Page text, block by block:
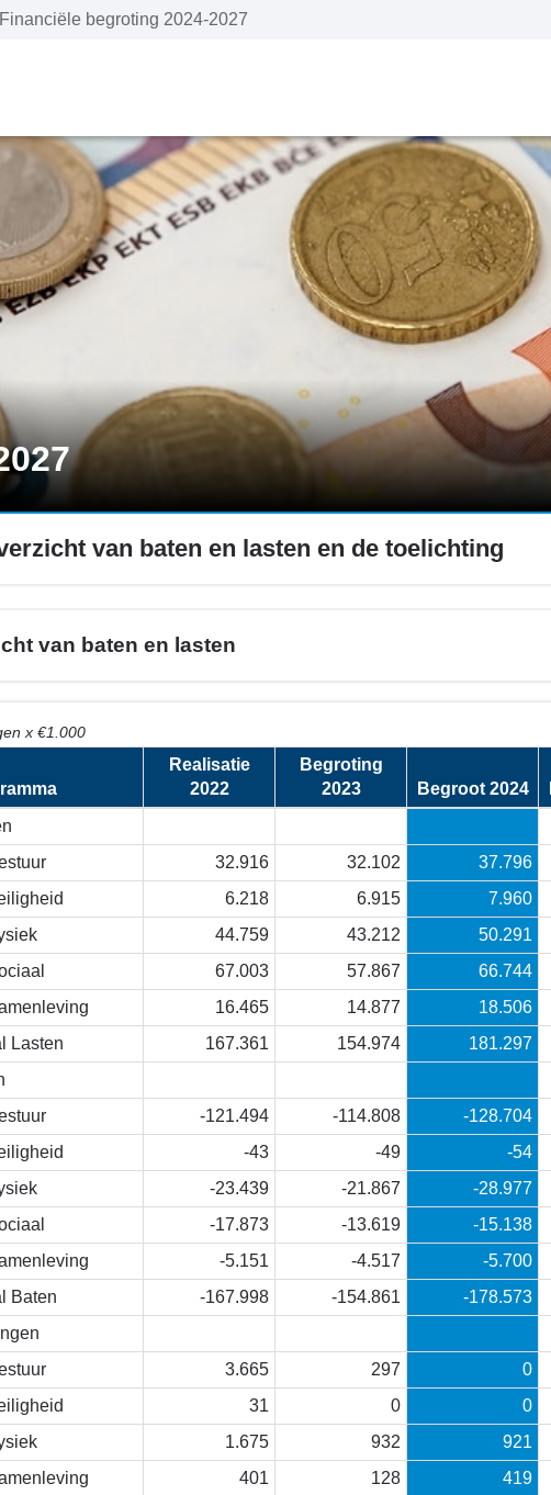
Financiële begroting 2024-2027
van baten en lasten en de toelichting
van baten en lasten
x €1.000
Realisatie
2022
Begroting
2023
Begroot 2024
32.916 32.102 37.796
6.218 6.915 7.960
44.759 43.212 50.291
67.003 57.867 66.744
16.465 14.877 18.506
Lasten
167.361 154.974 181.297
-121.494 -114.808 -128.704
-43 -49 -54
-23.439 -21.867 -28.977
-17.873 -13.619 -15.138
-5.151 -4.517 -5.700
Baten
-167.998 -154.861 -178.573
3.665 297 0
31 0 0
1.675 932 921
401 128 419